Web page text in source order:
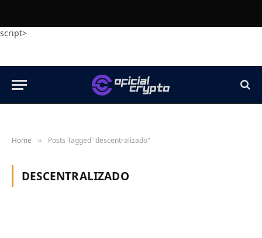
script>
Home » Posts Tagged "descentralizado"
DESCENTRALIZADO